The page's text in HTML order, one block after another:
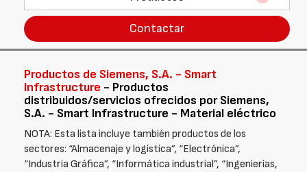
Contactar
Productos de Siemens, S.A. - Smart
Infrastructure - Productos
distribuidos/servicios ofrecidos por Siemens,
S.A. - Smart Infrastructure - Material eléctrico
NOTA: Esta lista incluye también productos de los
sectores: “Almacenaje y logística”, “Electrónica”,
“Industria Gráfica”, “Informática industrial”, “Ingenierías,